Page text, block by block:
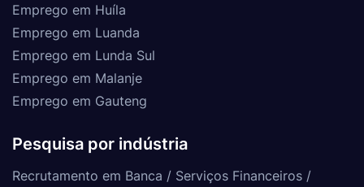
Emprego em Huíla
Emprego em Luanda
Emprego em Lunda Sul
Emprego em Malanje
Emprego em Gauteng
Pesquisa por indústria
Recrutamento em Banca / Serviços Financeiros /